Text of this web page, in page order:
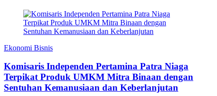
Ekonomi Bisnis
Komisaris Independen Pertamina Patra Niaga
Terpikat Produk UMKM Mitra Binaan dengan
Sentuhan Kemanusiaan dan Keberlanjutan